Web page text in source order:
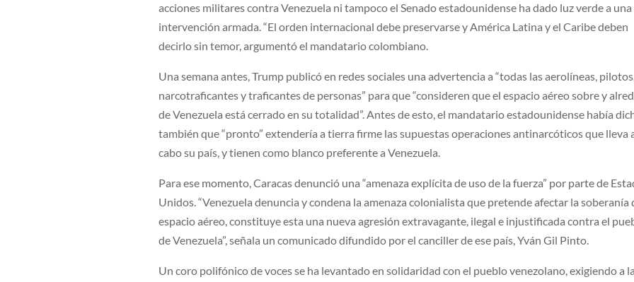
acciones militares contra Venezuela ni tampoco el Senado estadounidense ha dado luz verde a una
intervención armada. “El orden internacional debe preservarse y América Latina y el Caribe deben
decirlo sin temor, argumentó el mandatario colombiano.
Una semana antes, Trump publicó en redes sociales una advertencia a “todas las aerolíneas,
narcotraficantes y traficantes de personas” para que “consideren que el espacio aéreo sobre y
de Venezuela está cerrado en su totalidad”. Antes de esto, el mandatario estadounidense había
también que “pronto” extendería a tierra firme las supuestas operaciones antinarcóticos que lleva
cabo su país, y tienen como blanco preferente a Venezuela.
Para ese momento, Caracas denunció una “amenaza explícita de uso de la fuerza” por parte de
Unidos. “Venezuela denuncia y condena la amenaza colonialista que pretende afectar la soberanía
espacio aéreo, constituye esta una nueva agresión extravagante, ilegal e injustificada contra el
de Venezuela”, señala un comunicado difundido por el canciller de ese país, Yván Gil Pinto.
Un coro polifónico de voces se ha levantado en solidaridad con el pueblo venezolano, exigiendo a la